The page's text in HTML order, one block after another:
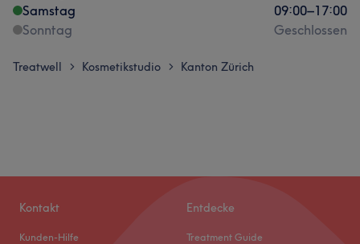
Samstag
09:00–17:00
Sonntag
Geschlossen
Treatwell > Kosmetikstudio > Kanton Zürich
Kontakt
Kunden-Hilfe
Entdecke
Treatment Guide